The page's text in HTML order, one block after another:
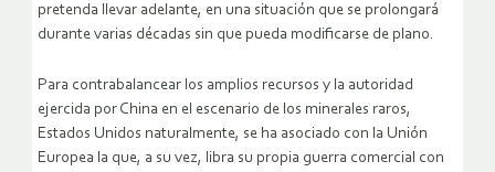
pretenda llevar adelante, en una situación que se prolongará
durante varias décadas sin que pueda modificarse de plano.
Para contrabalancear los amplios recursos y la autoridad
ejercida por China en el escenario de los minerales raros,
Estados Unidos naturalmente, se ha asociado con la Unión
Europea la que, a su vez, libra su propia guerra comercial con